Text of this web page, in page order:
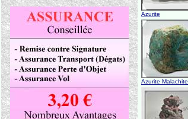
Azurite
Azurite Malachite